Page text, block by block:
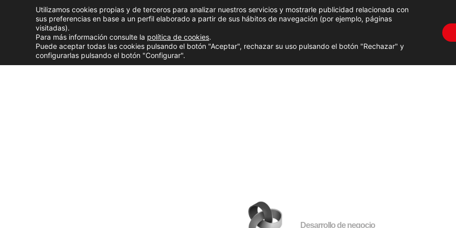
Volver arriba
Desarrollo de negocio
Utilizamos cookies propias y de terceros para analizar nuestros servicios y mostrarle publicidad relacionada con
sus preferencias en base a un perfil elaborado a partir de sus hábitos de navegación (por ejemplo, páginas
visitadas).
Para más información consulte la política de cookies.
Puede aceptar todas las cookies pulsando el botón "Aceptar", rechazar su uso pulsando el botón "Rechazar" y
configurarlas pulsando el botón "Configurar".